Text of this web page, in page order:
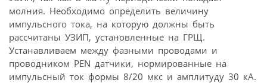
молния. Необходимо определить величину
импульсного тока, на которую должны быть
рассчитаны УЗИП, установленные на ГРЩ.
Устанавливаем между фазными проводами и
проводником PEN датчики, нормированные на
импульсный ток формы 8/20 мкс и амплитуду 30 кА.